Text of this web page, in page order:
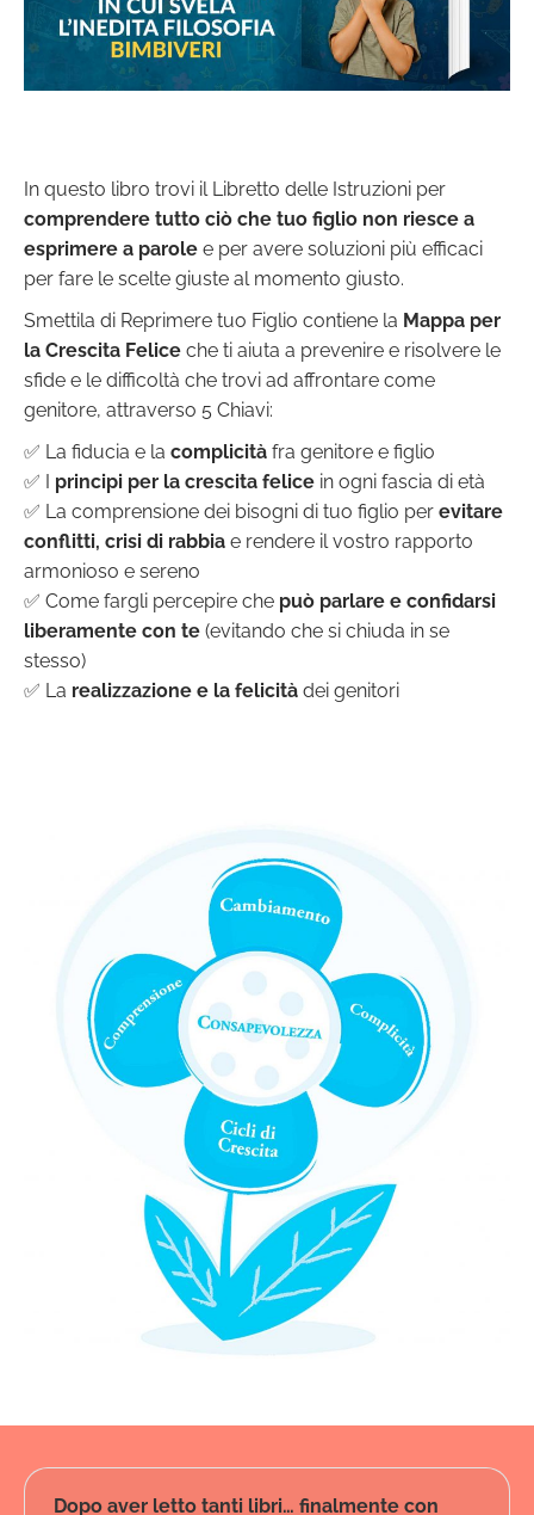
In questo libro trovi il Libretto delle Istruzioni per
comprendere tutto ciò che tuo figlio non riesce a
esprimere a parole e per avere soluzioni più efficaci
per fare le scelte giuste al momento giusto.
Smettila di Reprimere tuo Figlio contiene la Mappa per
la Crescita Felice che ti aiuta a prevenire e risolvere le
sfide e le difficoltà che trovi ad affrontare come
genitore, attraverso 5 Chiavi:
✅ La fiducia e la complicità fra genitore e figlio
✅ I principi per la crescita felice in ogni fascia di età
✅ La comprensione dei bisogni di tuo figlio per evitare
conflitti, crisi di rabbia e rendere il vostro rapporto
armonioso e sereno
✅ Come fargli percepire che può parlare e confidarsi
liberamente con te (evitando che si chiuda in se
stesso)
✅ La realizzazione e la felicità dei genitori
Dopo aver letto tanti libri… finalmente con